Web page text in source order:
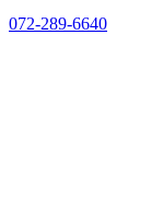
072-289-6640